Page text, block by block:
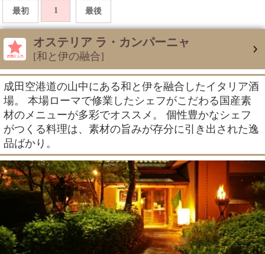
最初 1 最後
オステリア ラ・カンパーニャ
[和と伊の融合]
成田空港道の山中にある和と伊を融合したイタリア酒
場。 本場ローマで修業したシェフがこだわる国産素
材のメニューが多彩でオススメ。 個性豊かなシェフ
がつくる料理は、素材の旨みが存分に引き出された逸
品ばかり。